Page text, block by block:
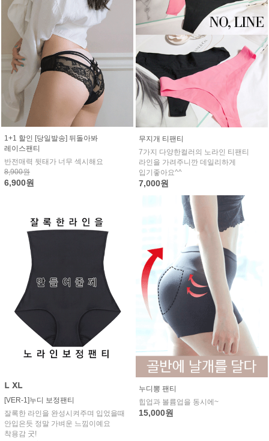
1+1 할인 [당일발송] 뒤돌아봐
레이스팬티
반전매력 뒷태가 너무 섹시해요
8,900원
6,900원
무지개 티팬티
7가지 다양한컬러의 노라인 티팬티
라인을 가려주니깐 데일리하게
입기좋아요^^
7,000원
[VER-1]누디 보정팬티
잘록한 라인을 완성시켜주며 입었을때
안입은듯 정말 가벼운 느낌이예요
착용감 굿!
누디뽕 팬티
힙업과 볼륨업을 동시에~
15,000원